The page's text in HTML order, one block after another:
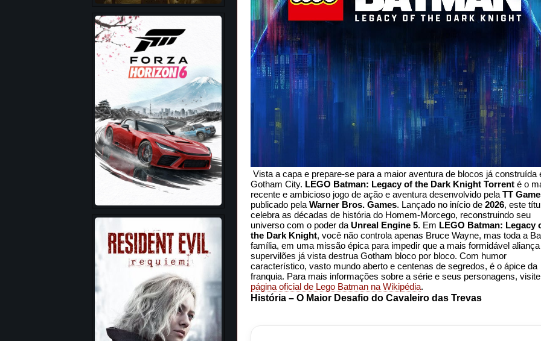
Vista a capa e prepare-se para a maior aventura de blocos já construída
Gotham City. LEGO Batman: Legacy of the Dark Knight Torrent é o
recente e ambicioso jogo de ação e aventura desenvolvido pela TT
publicado pela Warner Bros. Games. Lançado no início de 2026, este
celebra as décadas de história do Homem-Morcego, reconstruindo seu
universo com o poder da Unreal Engine 5. Em LEGO Batman: Legacy
the Dark Knight, você não controla apenas Bruce Wayne, mas toda a
família, em uma missão épica para impedir que a mais formidável
supervilões já vista destrua Gotham bloco por bloco. Com humor
característico, vasto mundo aberto e centenas de segredos, é o ápice da
franquia. Para mais informações sobre a série e seus personagens,
página oficial de Lego Batman na Wikipédia.
História – O Maior Desafio do Cavaleiro das Trevas